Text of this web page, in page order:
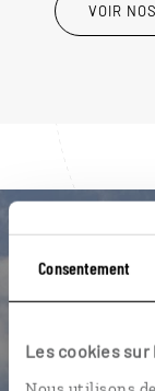
Consentement
Les cookies sur
VOIR
l'appli